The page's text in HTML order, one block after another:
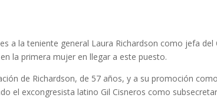
a la teniente general Laura Richardson como jefa del
la primera mujer en llegar a este puesto.
de Richardson, de 57 años, y a su promoción
el excongresista latino Gil Cisneros como